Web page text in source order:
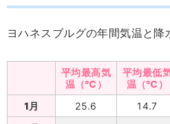
ヨハネスブルグの年間気温と降
平均最高気
温（℃）
平均最低
温（℃）
1月
25.6 14.7